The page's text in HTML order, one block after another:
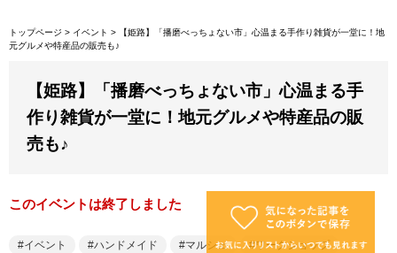
トップページ > イベント >
【姫路】「播磨べっちょない市」心温まる手作り雑貨が一堂に！地
元グルメや特産品の販売も♪
【姫路】「播磨べっちょない市」心温まる手
作り雑貨が一堂に！地元グルメや特産品の販
売も♪
このイベントは終了しました
イベント ハンドメイド マルシェ ワークショップ